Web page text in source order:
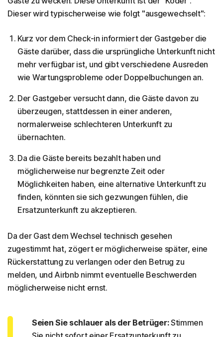
Dieser wird typischerweise wie folgt "ausgewechselt":
Kurz vor dem Check-in informiert der Gastgeber die
Gäste darüber, dass die ursprüngliche Unterkunft nicht
mehr verfügbar ist, und gibt verschiedene Ausreden
wie Wartungsprobleme oder Doppelbuchungen an.
Der Gastgeber versucht dann, die Gäste davon zu
überzeugen, stattdessen in einer anderen,
normalerweise schlechteren Unterkunft zu
übernachten.
Da die Gäste bereits bezahlt haben und
möglicherweise nur begrenzte Zeit oder
Möglichkeiten haben, eine alternative Unterkunft zu
finden, könnten sie sich gezwungen fühlen, die
Ersatzunterkunft zu akzeptieren.
Da der Gast dem Wechsel technisch gesehen
zugestimmt hat, zögert er möglicherweise später, eine
Rückerstattung zu verlangen oder den Betrug zu
melden, und Airbnb nimmt eventuelle Beschwerden
möglicherweise nicht ernst.
Seien Sie schlauer als der Betrüger:Stimmen